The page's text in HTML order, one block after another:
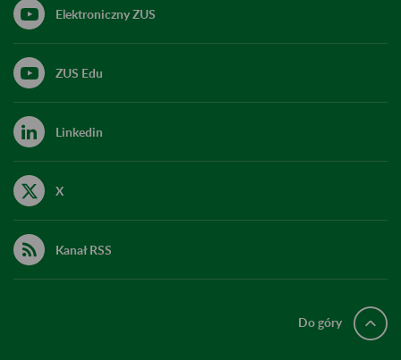
Elektroniczny ZUS
ZUS Edu
Linkedin
X
Kanał RSS
Do góry